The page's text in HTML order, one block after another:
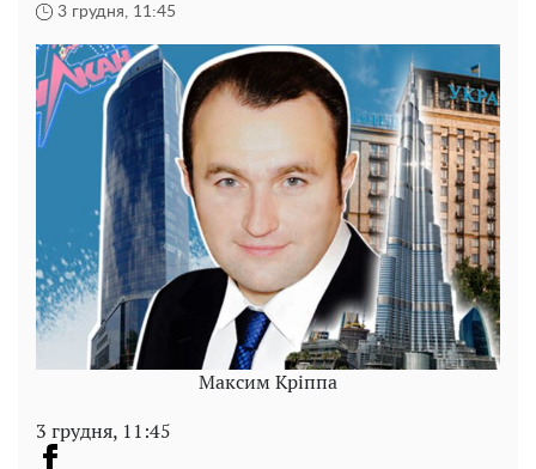
3 грудня, 11:45
Максим Кріппа
3 грудня, 11:45